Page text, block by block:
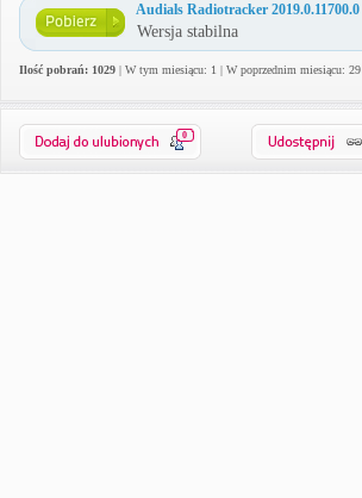
Audials Radiotracker 2019.0.11700.0
Wersja stabilna
Ilość pobrań: 1029 | W tym miesiącu: 1 | W poprzednim miesiącu: 29
0